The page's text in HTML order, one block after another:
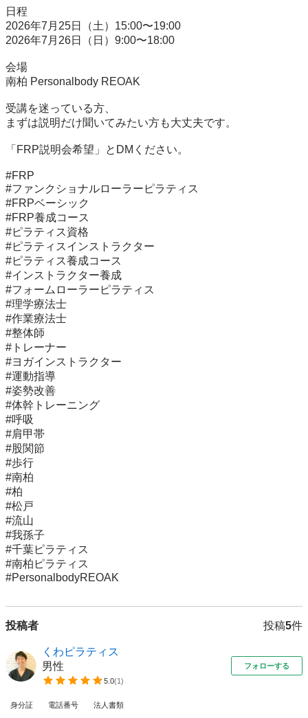
日程
2026年7月25日（土）15:00〜19:00
2026年7月26日（日）9:00〜18:00
会場
南柏 Personalbody REOAK
受講を迷っている方、
まずは説明だけ聞いてみたい方も大丈夫です。
「FRP説明会希望」とDMください。
#FRP
#ファンクショナルローラーピラティス
#FRPベーシック
#FRP養成コース
#ピラティス資格
#ピラティスインストラクター
#ピラティス養成コース
#インストラクター養成
#フォームローラーピラティス
#理学療法士
#作業療法士
#整体師
#トレーナー
#ヨガインストラクター
#運動指導
#姿勢改善
#体幹トレーニング
#呼吸
#肩甲帯
#股関節
#歩行
#南柏
#柏
#松戸
#流山
#我孫子
#千葉ピラティス
#南柏ピラティス
#PersonalbodyREOAK
投稿者 投稿5件
くわピラティス
男性
5.0(1)
フォローする
身分証 電話番号 法人書類